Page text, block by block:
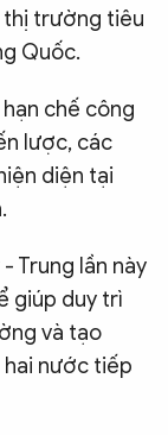
thị trường tiêu
Quốc.
chế công
lược, các
diện tại
Trung lần này
giúp duy trì
và tạo
nước tiếp